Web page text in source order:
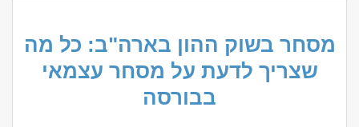
מסחר בשוק ההון בארה"ב: כל מה
שצריך לדעת על מסחר עצמאי
בבורסה